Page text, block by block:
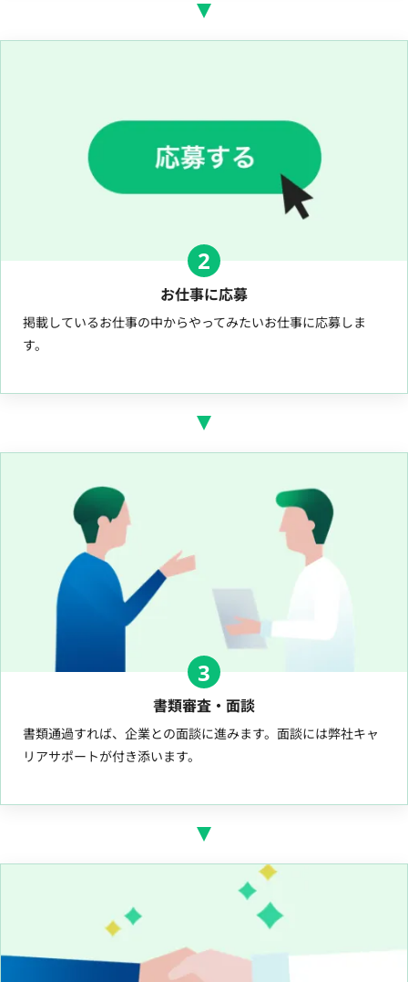
2
お仕事に応募
掲載しているお仕事の中からやってみたいお仕事に応募しま
す。
3
書類審査・面談
書類通過すれば、企業との面談に進みます。面談には弊社キャ
リアサポートが付き添います。